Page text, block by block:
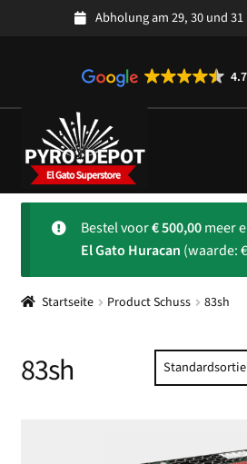
Abholung am 29, 30 und
4.7
Navigation
springen
Inhalt
springen
Kollektion
Spanisches Feuerwerk
Uber ons
Bestel voor€500,00meer
El Gato Huracan (waarde:
Startseite Product Schuss 83sh
83sh